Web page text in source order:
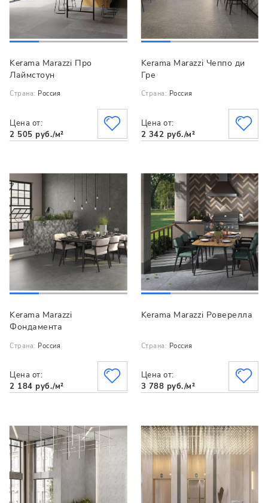
Kerama Marazzi Про
Лаймстоун
Страна: Россия
Цена от:
2 505 руб./м²
Kerama Marazzi Чеппо ди
Гре
Страна: Россия
Цена от:
2 342 руб./м²
Kerama Marazzi
Фондамента
Страна: Россия
Цена от:
2 184 руб./м²
Kerama Marazzi Роверелла
Страна: Россия
Цена от:
3 788 руб./м²